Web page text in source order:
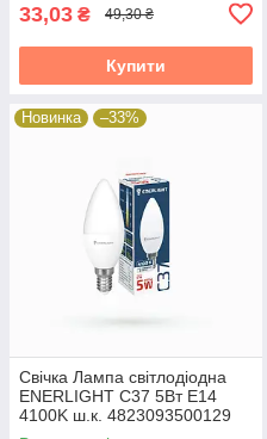
33,03 ₴ 49,30 ₴
Купити
Новинка –33%
Свічка Лампа світлодіодна
ENERLIGHT С37 5Вт E14
4100K ш.к. 4823093500129
19824